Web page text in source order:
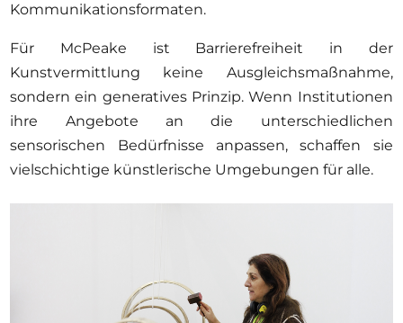
Kommunikationsformaten.
Für McPeake ist Barrierefreiheit in der
Kunstvermittlung keine Ausgleichsmaßnahme,
sondern ein generatives Prinzip. Wenn Institutionen
ihre Angebote an die unterschiedlichen
sensorischen Bedürfnisse anpassen, schaffen sie
vielschichtige künstlerische Umgebungen für alle.